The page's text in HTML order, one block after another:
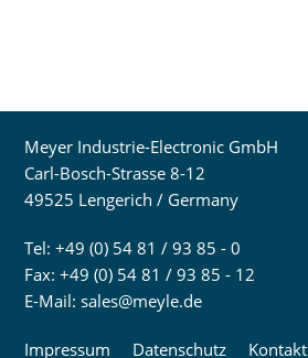
Meyer Industrie-Electronic GmbH
Carl-Bosch-Strasse 8-12
49525 Lengerich / Germany
Tel: +49 (0) 54 81 / 93 85 - 0
Fax: +49 (0) 54 81 / 93 85 - 12
E-Mail:sales@meyle.de
Impressum Datenschutz Kontakt